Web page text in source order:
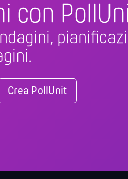
con
Crea PollUnit